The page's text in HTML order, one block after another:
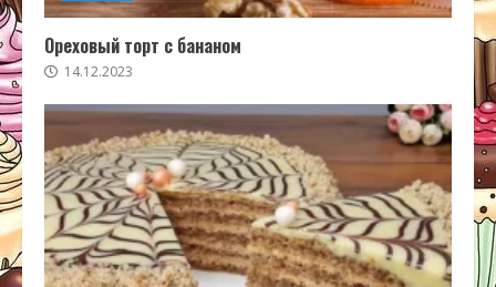
Ореховый торт с бананом
14.12.2023